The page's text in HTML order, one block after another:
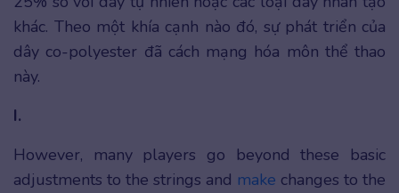
khác. Theo một khía cạnh nào đó, sự phát triển của
dây co-polyester đã cách mạng hóa môn thể thao
này.
I.
However, many players go beyond these basic
adjustments to the strings and make changes to the